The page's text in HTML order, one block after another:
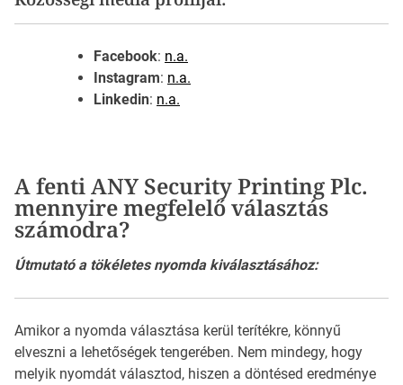
Facebook: n.a.
Instagram: n.a.
Linkedin: n.a.
A fenti ANY Security Printing Plc.
mennyire megfelelő választás
számodra?
Útmutató a tökéletes nyomda kiválasztásához:
Amikor a nyomda választása kerül terítékre, könnyű
elveszni a lehetőségek tengerében. Nem mindegy, hogy
melyik nyomdát választod, hiszen a döntésed eredménye